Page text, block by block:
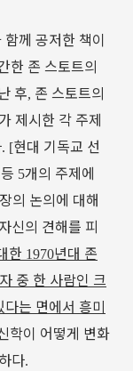
함께 공저한 책이
한 존 스토트의
후, 존 스토트의
제시한 각 주제
. [현대 기독교 선
등 5개의 주제에
장의 논의에 대해
자신의 견해를 피
한 1970년대 존
중 한 사람인 크
다는 면에서 흥미
학이 어떻게 변화
다.